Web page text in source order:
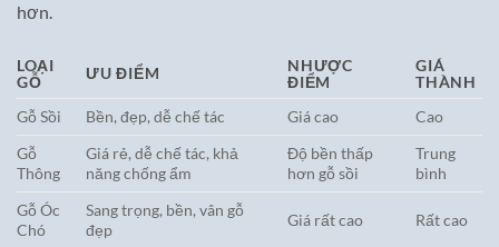
hơn.
LOẠI
GỖ
ƯU ĐIỂM
NHƯỢC
ĐIỂM
GIÁ
THÀNH
Gỗ Sồi
Bền, đẹp, dễ chế tác Giá cao
Cao
Gỗ
Thông
Giá rẻ, dễ chế tác, khả
năng chống ẩm
Độ bền thấp
hơn gỗ sồi
Trung
bình
Gỗ Óc
Chó
Sang trọng, bền, vân gỗ
đẹp
Giá rất cao Rất cao